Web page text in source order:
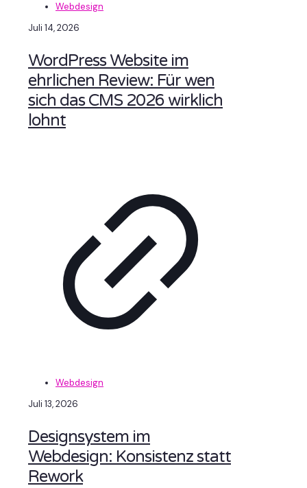
Webdesign
Juli 14, 2026
WordPress Website im
ehrlichen Review: Für wen
sich das CMS 2026 wirklich
lohnt
Webdesign
Juli 13, 2026
Designsystem im
Webdesign: Konsistenz statt
Rework